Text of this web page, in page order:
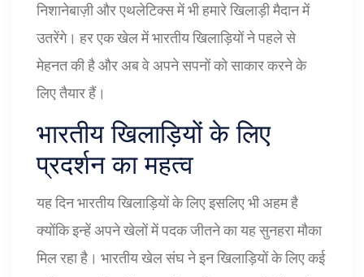
निशानेबाज़ी और एथलेटिक्स में भी हमारे खिलाड़ी मैदान में
उतरेंगे। हर एक खेल में भारतीय खिलाड़ियों ने पहले से
मेहनत की है और अब वे अपने सपनों को साकार करने के
लिए तैयार हैं।
भारतीय खिलाड़ियों के लिए
प्रदर्शन का महत्व
यह दिन भारतीय खिलाड़ियों के लिए इसलिए भी अहम है
क्योंकि इन्हें अपने खेलों में पदक जीतने का यह सुनहरा मौका
मिल रहा है। भारतीय खेल संघ ने इन खिलाड़ियों के लिए कई